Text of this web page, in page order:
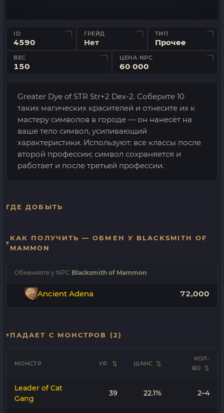
ID
4590
ГРЕЙД
Нет
ТИП
Прочее
ВЕС
150
ЦЕНА NPC
60 000
Greater Dye of STR Str+2 Dex-2. Соберите 10
таких магических красителей и отнесите их к
мастеру символов в городе — он нанесёт на
ваше тело символ, усиливающий
характеристики. Используют: все классы после
второй профессии; символ сохраняется и
работает и после третьей профессии.
ГДЕ ДОБЫТЬ
КАК ПОЛУЧИТЬ — ОБМЕН У BLACKSMITH OF
MAMMON
Обменяйте у NPC Blacksmith of Mammon:
Ancient Adena 72,000
ПАДАЕТ С МОНСТРОВ (2)
МОНСТР УР. ШАНС
КОЛ-
ВО
Leader of Cat
Gang
39 22.1% 2–4